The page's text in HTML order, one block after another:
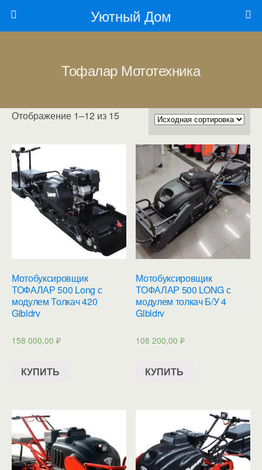
Уютный Дом
Тофалар Мототехника
Отображение 1–12 из 15
Мотобуксировщик
ТОФАЛАР 500 Long с
модулем Толкач 420
Glbldrv
158 000,00 ₽
КУПИТЬ
Мотобуксировщик
ТОФАЛАР 500 LONG с
модулем толкач Б/У 4
Glbldrv
108 200,00₽
КУПИТЬ